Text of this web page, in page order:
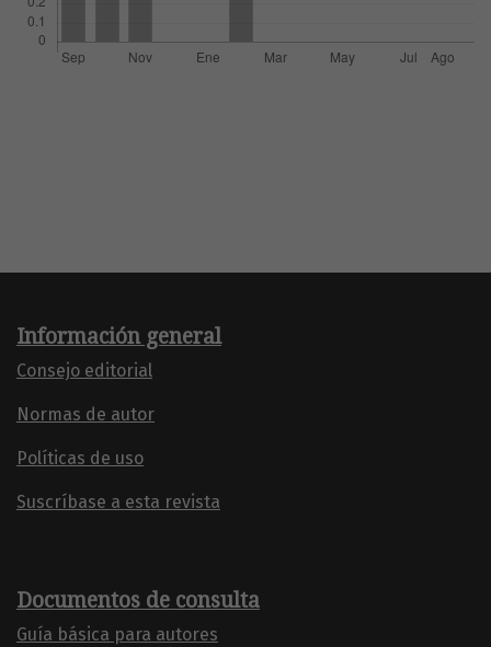
Información general
Consejo editorial
Normas de autor
Políticas de uso
Suscríbase a esta revista
Documentos de consulta
Guía básica para autores